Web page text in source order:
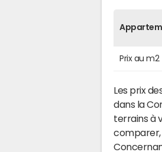
Prix au m2
Les prix
dans la
terrains à
comparer,